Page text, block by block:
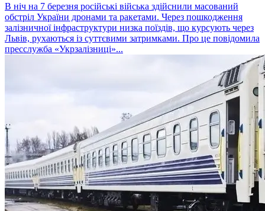
В ніч на 7 березня російські війська здійснили масований
обстріл України дронами та ракетами. Через пошкодження
залізничної інфраструктури низка поїздів, що курсують через
Львів, рухаються із суттєвими затримками. Про це повідомила
пресслужба «Укрзалізниці»...